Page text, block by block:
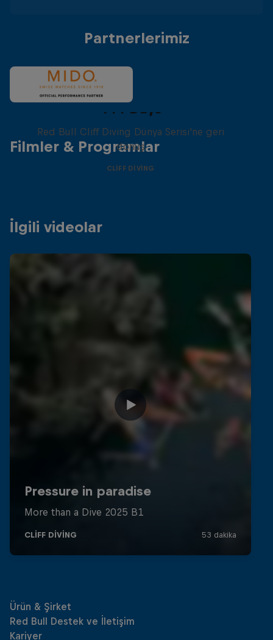
Partnerlerimiz
Filmler & Programlar
444 Days
Red Bull Cliff Diving Dünya Serisi'ne geri
dönüş
CLIFF DIVING
İlgili videolar